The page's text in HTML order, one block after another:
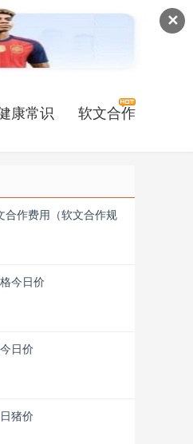
✕
康常识 软文合作
合作费用（软文合作规
今日价
日价
猪价